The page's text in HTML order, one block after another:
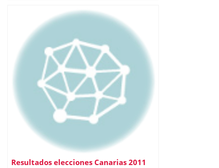
Resultados elecciones Canarias 2011